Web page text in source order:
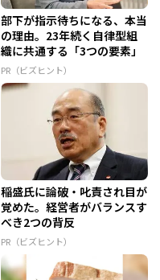
部下が指示待ちになる、本当
の理由。23年続く自律型組
織に共通する「3つの要素」
PR（ビズヒント）
稲盛氏に論破・叱責され目が
覚めた。経営者がバランスす
べき2つの背反
PR（ビズヒント）